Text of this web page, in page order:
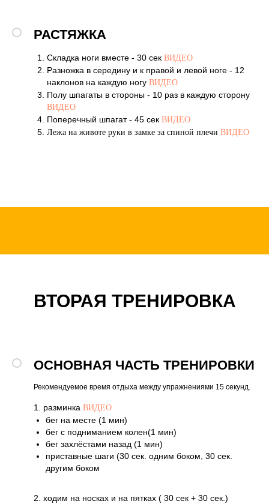
РАСТЯЖКА
Складка ноги вместе - 30 сек ВИДЕО
Разножка в середину и к правой и левой ноге - 12
наклонов на каждую ногу ВИДЕО
Полу шпагаты в стороны - 10 раз в каждую сторону
ВИДЕО
Поперечный шпагат - 45 сек ВИДЕО
Лежа на животе руки в замке за спиной плечи ВИДЕО
ВТОРАЯ ТРЕНИРОВКА
ОСНОВНАЯ ЧАСТЬ ТРЕНИРОВКИ
Рекомендуемое время отдыха между упражнениями 15 секунд.
1. разминка ВИДЕО
бег на месте (1 мин)
бег с подниманием колен(1 мин)
бег захлёстами назад (1 мин)
приставные шаги (30 сек. одним боком, 30 сек.
другим боком
2. ходим на носках и на пятках ( 30 сек + 30 сек.)